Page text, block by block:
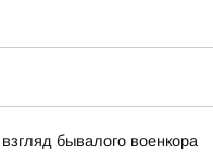
бывалого военкора